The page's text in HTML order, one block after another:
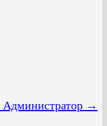
Администратор →